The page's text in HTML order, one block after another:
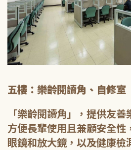
五樓：樂齡閱讀角、自修室
「樂齡閱讀角」，提供友善
方便長輩使用且兼顧安全性
眼鏡和放大鏡，以及健康檢